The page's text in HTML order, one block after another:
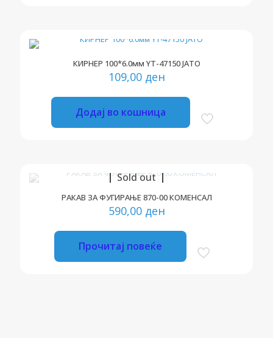
КИРНЕР 100*6.0мм YT-47150 ЈАТО
109,00 ден
Додај во кошница
Sold out
РАКАВ ЗА ФУГИРАЊЕ 870-00 КОМЕНСАЛ
590,00 ден
Прочитај повеќе